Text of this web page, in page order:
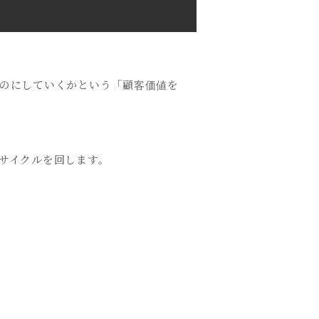
にしていくかという「顧客価値を
クルを回します。